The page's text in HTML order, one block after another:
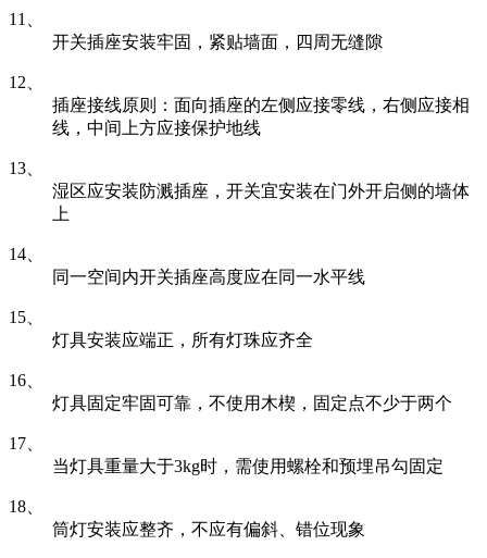
11、
开关插座安装牢固，紧贴墙面，四周无缝隙
12、
插座接线原则：面向插座的左侧应接零线，右侧应接相
线，中间上方应接保护地线
13、
湿区应安装防溅插座，开关宜安装在门外开启侧的墙体
上
14、
同一空间内开关插座高度应在同一水平线
15、
灯具安装应端正，所有灯珠应齐全
16、
灯具固定牢固可靠，不使用木楔，固定点不少于两个
17、
当灯具重量大于3kg时，需使用螺栓和预埋吊勾固定
18、
筒灯安装应整齐，不应有偏斜、错位现象